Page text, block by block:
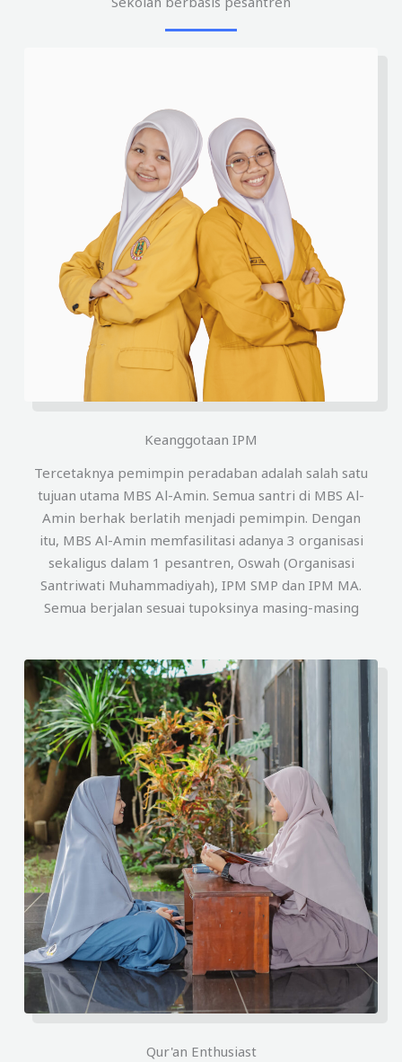
Keanggotaan IPM
Tercetaknya pemimpin peradaban adalah salah satu
tujuan utama MBS Al-Amin. Semua santri di MBS Al-
Amin berhak berlatih menjadi pemimpin. Dengan
itu, MBS Al-Amin memfasilitasi adanya 3 organisasi
sekaligus dalam 1 pesantren, Oswah (Organisasi
Santriwati Muhammadiyah), IPM SMP dan IPM MA.
Semua berjalan sesuai tupoksinya masing-masing
Qur'an Enthusiast